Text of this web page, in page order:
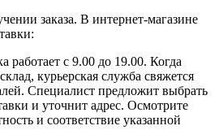
заказа. В интернет-магазине
работает с 9.00 до 19.00. Когда
курьерская служба свяжется
Специалист предложит выбрать
и уточнит адрес. Осмотрите
и соответствие указанной